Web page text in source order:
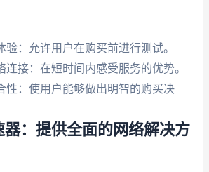
验：允许用户在购买前进行测试。
连接：在短时间内感受服务的优势。
性：使用户能够做出明智的购买决
器：提供全面的网络解决方